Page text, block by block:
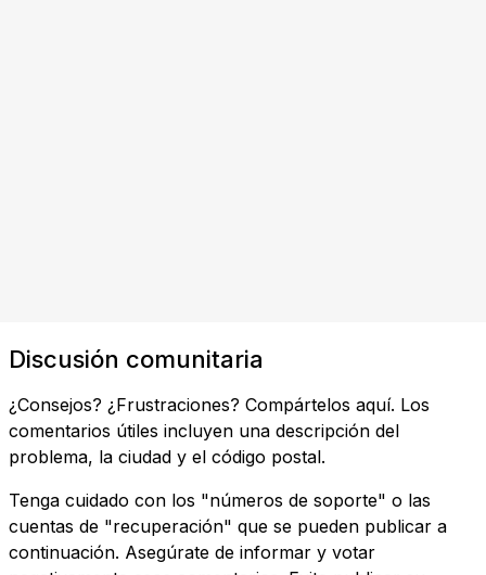
Discusión comunitaria
¿Consejos? ¿Frustraciones? Compártelos aquí. Los
comentarios útiles incluyen una descripción del
problema, la ciudad y el código postal.
Tenga cuidado con los "números de soporte" o las
cuentas de "recuperación" que se pueden publicar a
continuación. Asegúrate de informar y votar